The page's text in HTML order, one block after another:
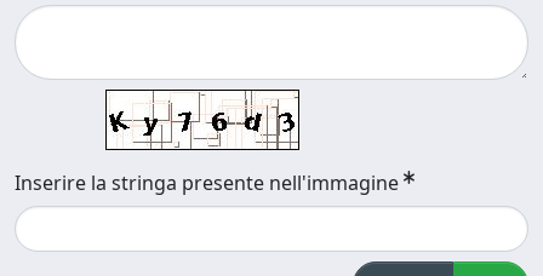
Inserire la stringa presente nell'immagine